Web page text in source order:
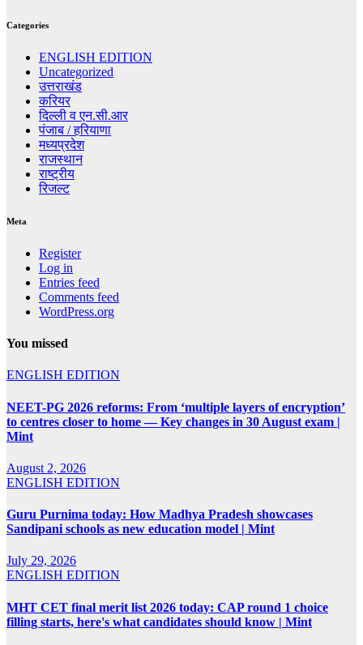
Categories
ENGLISH EDITION
Uncategorized
उत्तराखंड
करियर
दिल्ली व एन.सी.आर
पंजाब / हरियाणा
मध्यप्रदेश
राजस्थान
राष्ट्रीय
रिजल्ट
Meta
Register
Log in
Entries feed
Comments feed
WordPress.org
You missed
ENGLISH EDITION
NEET-PG 2026 reforms: From ‘multiple layers of encryption’
to centres closer to home — Key changes in 30 August exam |
Mint
August 2, 2026
ENGLISH EDITION
Guru Purnima today: How Madhya Pradesh showcases
Sandipani schools as new education model | Mint
July 29, 2026
ENGLISH EDITION
MHT CET final merit list 2026 today: CAP round 1 choice
filling starts, here's what candidates should know | Mint